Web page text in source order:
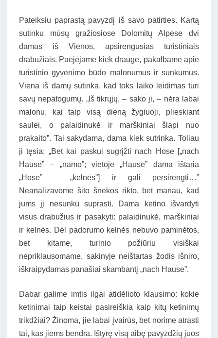
Pateiksiu paprastą pavyzdį iš savo patirties. Kartą
sutinku mūsų gražiosiose Dolomitų Alpėse dvi
damas iš Vienos, apsirengusias turistiniais
drabužiais. Paėjėjame kiek drauge, pakalbame apie
turistinio gyvenimo būdo malonumus ir sunkumus.
Viena iš damų sutinka, kad toks laiko leidimas turi
savų nepatogumų. „Iš tikrųjų, – sako ji, – nėra labai
malonu, kai taip visą dieną žygiuoji, plieskiant
saulei, o palaidinukė ir marškiniai šlapi nuo
prakaito”. Tai sakydama, dama kiek sutrinka. Toliau
ji tęsia: „Bet kai paskui sugrįžti nach Hose [„nach
Hause” – „namo”; vietoje „Hause” dama ištaria
„Hose” – „kelnės”] ir gali persirengti…”
Neanalizavome šito šnekos rikto, bet manau, kad
jums jį nesunku suprasti. Dama ketino išvardyti
visus drabužius ir pasakyti: palaidinukė, marškiniai
ir kelnės. Dėl padorumo kelnės nebuvo paminėtos,
bet kitame, turinio požiūriu visiškai
nepriklausomame, sakinyje neištartas žodis išniro,
iškraipydamas panašiai skambantį „nach Hause”.
Dabar galime imtis ilgai atidėlioto klausimo: kokie
ketinimai taip keistai pasireiškia kaip kitų ketinimų
trikdžiai? Žinoma, jie labai įvairūs, bet norime atrasti
tai, kas jiems bendra. Ištyrę visą aibę pavyzdžių juos